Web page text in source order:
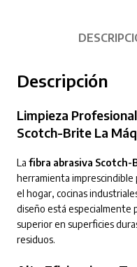
Descripción
Limpieza
Scotch-Brite La
La fibra abrasiva Scotch-
herramienta imprescindible
el hogar, cocinas
diseño está especialmente
superior en superficies
residuos.